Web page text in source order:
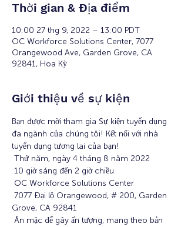
Thời gian & Địa điểm
10:00 27 thg 9, 2022 – 13:00 PDT
OC Workforce Solutions Center, 7077
Orangewood Ave, Garden Grove, CA
92841, Hoa Kỳ
Giới thiệu về sự kiện
Bạn được mời tham gia Sự kiện tuyển dụng
đa ngành của chúng tôi! Kết nối với nhà
tuyển dụng tương lai của bạn!
Thứ năm, ngày 4 tháng 8 năm 2022
10 giờ sáng đến 2 giờ chiều
OC Workforce Solutions Center
Grove, CA 92841